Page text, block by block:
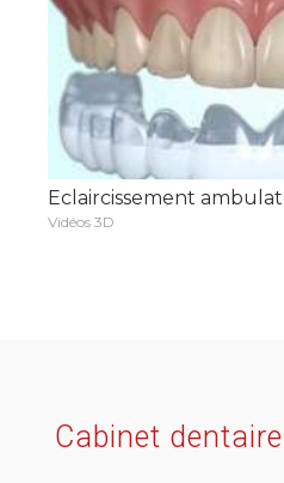
Eclaircissement
Vidéos 3D
Cabinet